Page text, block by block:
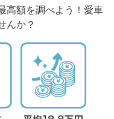
高額を調べよう！愛車
んか？